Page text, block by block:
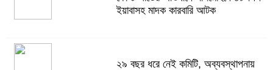
ইয়াবাসহ মাদক কারবারি আটক
২৯ বছর ধরে নেই কমিটি, অব্যবস্থাপনায়